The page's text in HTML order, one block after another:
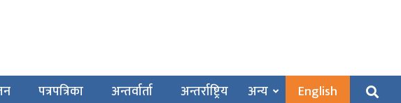
पत्रपत्रिका अन्तर्वार्ता अन्तर्राष्ट्रिय अन्य English